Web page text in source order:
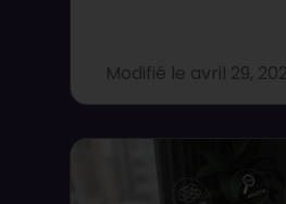
Modifié le avril 29,